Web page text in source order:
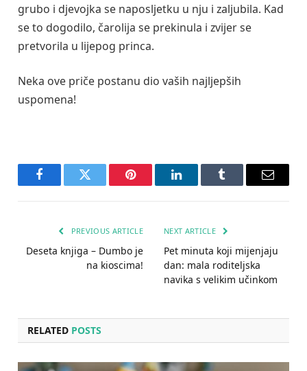
grubo i djevojka se naposljetku u nju i zaljubila. Kad
se to dogodilo, čarolija se prekinula i zvijer se
pretvorila u lijepog princa.
Neka ove priče postanu dio vaših najljepših
uspomena!
FacebookTwitter Pinterest LinkedInTumblr Email
PREVIOUS ARTICLE
Deseta knjiga – Dumbo je
na kioscima!
NEXT ARTICLE
Pet minuta koji mijenjaju
dan: mala roditeljska
navika s velikim učinkom
RELATED POSTS